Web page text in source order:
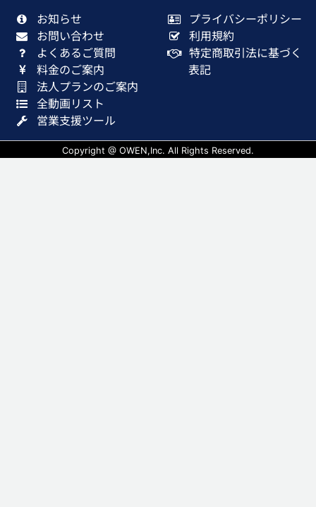
お知らせ
お問い合わせ
よくあるご質問
料金のご案内
法人プランのご案内
全動画リスト
営業支援ツール
プライバシーポリシー
利用規約
特定商取引法に基づく
表記
Copyright @ OWEN,Inc. All Rights Reserved.